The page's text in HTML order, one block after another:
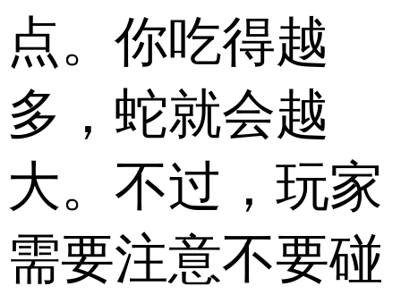
点。你吃得越
多，蛇就会越
大。不过，玩家
需要注意不要碰